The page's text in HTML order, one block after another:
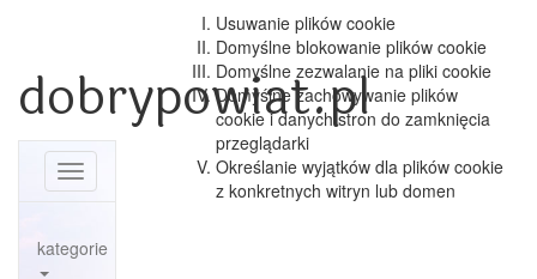
dobrypowiat.pl
Toggle
navigation
kategorie
Usuwanie plików cookie
Domyślne blokowanie plików cookie
Domyślne zezwalanie na pliki cookie
Domyślne zachowywanie plików
cookie i danych stron do zamknięcia
przeglądarki
Określanie wyjątków dla plików cookie
z konkretnych witryn lub domen